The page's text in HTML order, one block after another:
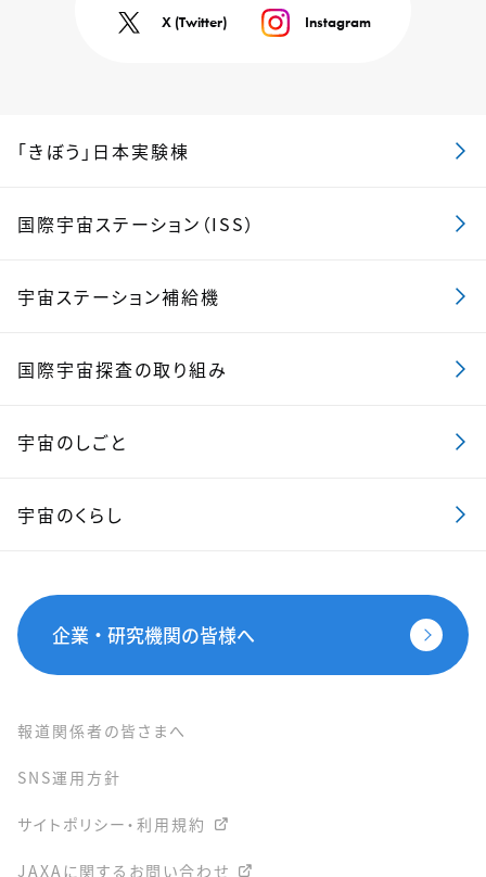
X (Twitter) Instagram
「きぼう」日本実験棟
国際宇宙ステーション（ISS）
宇宙ステーション補給機
国際宇宙探査の取り組み
宇宙のしごと
宇宙のくらし
企業・研究機関の皆様へ
報道関係者の皆さまへ
SNS運用方針
サイトポリシー・利用規約
JAXAに関するお問い合わせ